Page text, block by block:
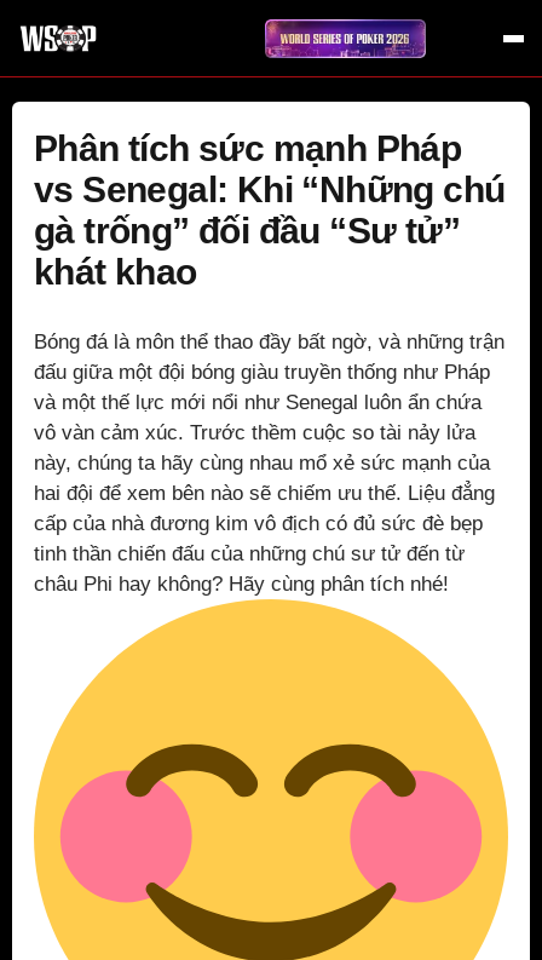
Phân tích sức mạnh Pháp
vs Senegal: Khi “Những chú
gà trống” đối đầu “Sư tử”
khát khao
Bóng đá là môn thể thao đầy bất ngờ, và những trận
đấu giữa một đội bóng giàu truyền thống như Pháp
và một thế lực mới nổi như Senegal luôn ẩn chứa
vô vàn cảm xúc. Trước thềm cuộc so tài nảy lửa
này, chúng ta hãy cùng nhau mổ xẻ sức mạnh của
hai đội để xem bên nào sẽ chiếm ưu thế. Liệu đẳng
cấp của nhà đương kim vô địch có đủ sức đè bẹp
tinh thần chiến đấu của những chú sư tử đến từ
châu Phi hay không? Hãy cùng phân tích nhé!